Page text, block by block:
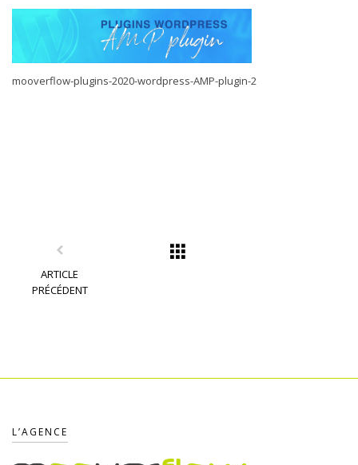
mooverflow-plugins-2020-wordpress-AMP-plugin-2
ARTICLE
PRÉCÉDENT
L’AGENCE